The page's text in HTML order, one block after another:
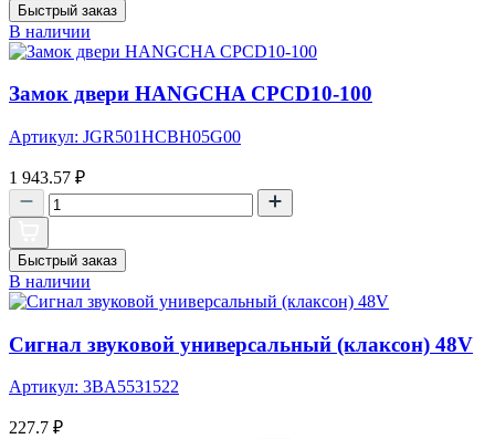
Быстрый заказ
В наличии
Замок двери HANGCHA CPCD10-100
Артикул: JGR501HCBH05G00
1 943.57 ₽
Быстрый заказ
В наличии
Сигнал звуковой универсальный (клаксон) 48V
Артикул: 3BA5531522
227.7 ₽